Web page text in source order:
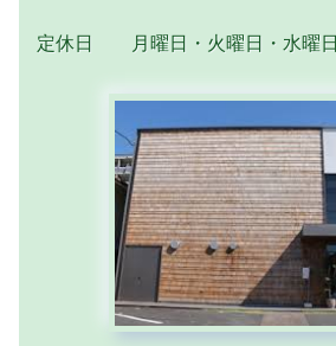
定休日 月曜日・火曜日・水曜日